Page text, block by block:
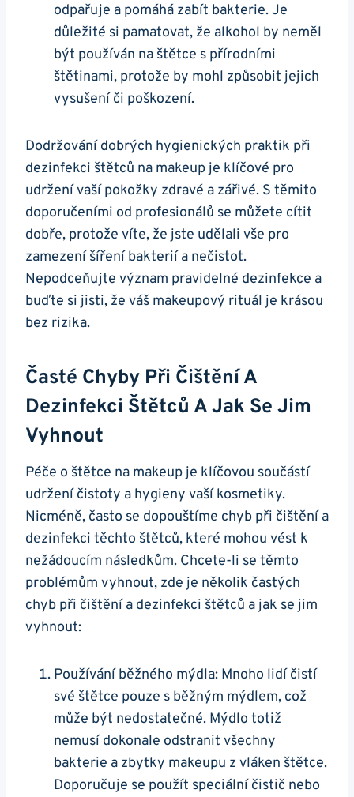
odpařuje a pomáhá zabít bakterie. Je
důležité si pamatovat, že alkohol by neměl
být používán na štětce s přírodními
štětinami, protože by mohl způsobit jejich
vysušení či poškození.
Dodržování dobrých hygienických praktik při
dezinfekci štětců na makeup je klíčové pro
udržení vaší pokožky zdravé a zářivé. S těmito
doporučeními od profesionálů se můžete cítit
dobře, protože víte, že jste udělali vše pro
zamezení šíření bakterií a nečistot.
Nepodceňujte význam pravidelné dezinfekce a
buďte si jisti, že váš makeupový rituál je krásou
bez rizika.
Časté Chyby Při Čištění A
Dezinfekci Štětců A Jak Se Jim
Vyhnout
Péče o štětce na makeup je klíčovou součástí
udržení čistoty a hygieny vaší kosmetiky.
Nicméně, často se dopouštíme chyb při čištění a
dezinfekci těchto štětců, které mohou vést k
nežádoucím následkům. Chcete-li se těmto
problémům vyhnout, zde je několik častých
chyb při čištění a dezinfekci štětců a jak se jim
vyhnout:
Používání běžného mýdla: Mnoho lidí čistí
své štětce pouze s běžným mýdlem, což
může být nedostatečné. Mýdlo totiž
nemusí dokonale odstranit všechny
bakterie a zbytky makeupu z vláken štětce.
Doporučuje se použít speciální čistič nebo